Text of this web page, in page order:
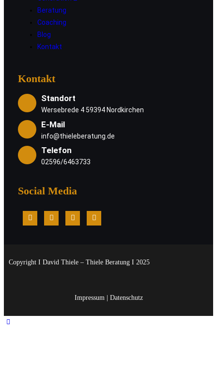
Beratung
Coaching
Blog
Kontakt
Kontakt
Standort
Wersebrede 4 59394 Nordkirchen
E-Mail
info@thieleberatung.de
Telefon
02596/6463733
Social Media
Copyright I David Thiele – Thiele Beratung I 2025
Impressum| Datenschutz